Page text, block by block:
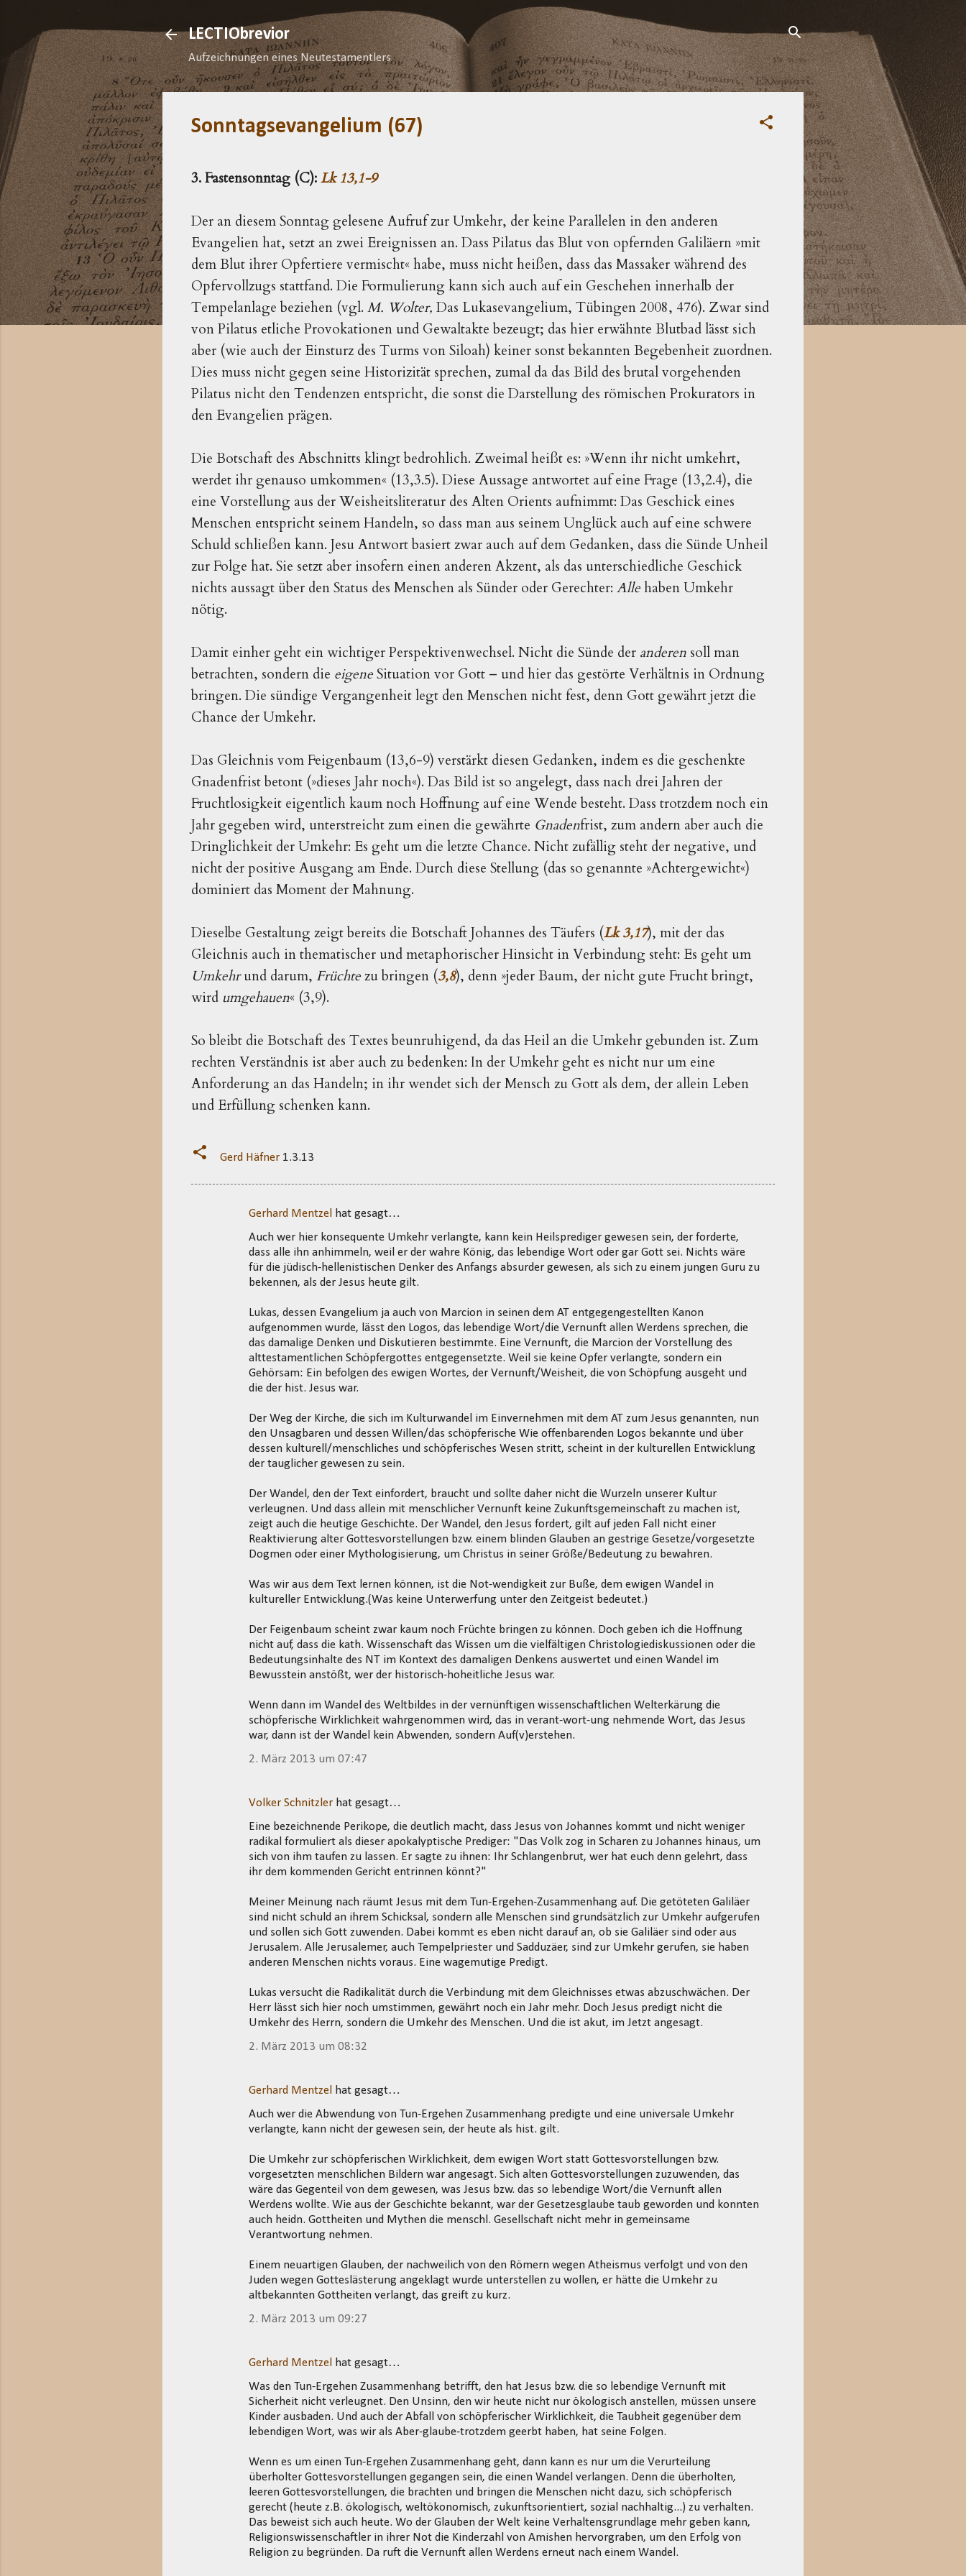
Direkt zum Hauptbereich
LECTIObrevior
Aufzeichnungen eines Neutestamentlers
Sonntagsevangelium (67)
3. Fastensonntag (C):Lk 13,1-9
Der an diesem Sonntag gelesene Aufruf zur Umkehr, der keine Parallelen in den anderen
Evangelien hat, setzt an zwei Ereignissen an. Dass Pilatus das Blut von opfernden Galiläern »mit
dem Blut ihrer Opfertiere vermischt« habe, muss nicht heißen, dass das Massaker während des
Opfervollzugs stattfand. Die Formulierung kann sich auch auf ein Geschehen innerhalb der
Tempelanlage beziehen (vgl. M. Wolter, Das Lukasevangelium, Tübingen 2008, 476). Zwar sind
von Pilatus etliche Provokationen und Gewaltakte bezeugt; das hier erwähnte Blutbad lässt sich
aber (wie auch der Einsturz des Turms von Siloah) keiner sonst bekannten Begebenheit zuordnen.
Dies muss nicht gegen seine Historizität sprechen, zumal da das Bild des brutal vorgehenden
Pilatus nicht den Tendenzen entspricht, die sonst die Darstellung des römischen Prokurators in
den Evangelien prägen.
Die Botschaft des Abschnitts klingt bedrohlich. Zweimal heißt es: »Wenn ihr nicht umkehrt,
werdet ihr genauso umkommen« (13,3.5). Diese Aussage antwortet auf eine Frage (13,2.4), die
eine Vorstellung aus der Weisheitsliteratur des Alten Orients aufnimmt: Das Geschick eines
Menschen entspricht seinem Handeln, so dass man aus seinem Unglück auch auf eine schwere
Schuld schließen kann. Jesu Antwort basiert zwar auch auf dem Gedanken, dass die Sünde Unheil
zur Folge hat. Sie setzt aber insofern einen anderen Akzent, als das unterschiedliche Geschick
nichts aussagt über den Status des Menschen als Sünder oder Gerechter: Allehaben Umkehr
nötig.
Damit einher geht ein wichtiger Perspektivenwechsel. Nicht die Sünde der anderen soll man
betrachten, sondern die eigeneSituation vor Gott – und hier das gestörte Verhältnis in Ordnung
bringen. Die sündige Vergangenheit legt den Menschen nicht fest, denn Gott gewährt jetzt die
Chance der Umkehr.
Das Gleichnis vom Feigenbaum (13,6-9) verstärkt diesen Gedanken, indem es die geschenkte
Gnadenfrist betont (»dieses Jahr noch«). Das Bild ist so angelegt, dass nach drei Jahren der
Fruchtlosigkeit eigentlich kaum noch Hoffnung auf eine Wende besteht. Dass trotzdem noch ein
Jahr gegeben wird, unterstreicht zum einen die gewährte Gnadenfrist, zum andern aber auch die
Dringlichkeit der Umkehr: Es geht um die letzte Chance. Nicht zufällig steht der negative, und
nicht der positive Ausgang am Ende. Durch diese Stellung (das so genannte »Achtergewicht«)
dominiert das Moment der Mahnung.
Dieselbe Gestaltung zeigt bereits die Botschaft Johannes des Täufers (Lk 3,17), mit der das
Gleichnis auch in thematischer und metaphorischer Hinsicht in Verbindung steht: Es geht um
Umkehrund darum, Früchtezu bringen (3,8), denn »jeder Baum, der nicht gute Frucht bringt,
wird umgehauen« (3,9).
So bleibt die Botschaft des Textes beunruhigend, da das Heil an die Umkehr gebunden ist. Zum
rechten Verständnis ist aber auch zu bedenken: In der Umkehr geht es nicht nur um eine
Anforderung an das Handeln; in ihr wendet sich der Mensch zu Gott als dem, der allein Leben
und Erfüllung schenken kann.
Gerd Häfner 1.3.13
Gerhard Mentzel
hat gesagt…
Auch wer hier konsequente Umkehr verlangte, kann kein Heilsprediger gewesen sein, der forderte,
dass alle ihn anhimmeln, weil er der wahre König, das lebendige Wort oder gar Gott sei. Nichts wäre
für die jüdisch-hellenistischen Denker des Anfangs absurder gewesen, als sich zu einem jungen Guru zu
bekennen, als der Jesus heute gilt.
Lukas, dessen Evangelium ja auch von Marcion in seinen dem AT entgegengestellten Kanon
aufgenommen wurde, lässt den Logos, das lebendige Wort/die Vernunft allen Werdens sprechen, die
das damalige Denken und Diskutieren bestimmte. Eine Vernunft, die Marcion der Vorstellung des
alttestamentlichen Schöpfergottes entgegensetzte. Weil sie keine Opfer verlangte, sondern ein
Gehörsam: Ein befolgen des ewigen Wortes, der Vernunft/Weisheit, die von Schöpfung ausgeht und
die der hist. Jesus war.
Der Weg der Kirche, die sich im Kulturwandel im Einvernehmen mit dem AT zum Jesus genannten, nun
den Unsagbaren und dessen Willen/das schöpferische Wie offenbarenden Logos bekannte und über
dessen kulturell/menschliches und schöpferisches Wesen stritt, scheint in der kulturellen Entwicklung
der tauglicher gewesen zu sein.
Der Wandel, den der Text einfordert, braucht und sollte daher nicht die Wurzeln unserer Kultur
verleugnen. Und dass allein mit menschlicher Vernunft keine Zukunftsgemeinschaft zu machen ist,
zeigt auch die heutige Geschichte. Der Wandel, den Jesus fordert, gilt auf jeden Fall nicht einer
Reaktivierung alter Gottesvorstellungen bzw. einem blinden Glauben an gestrige Gesetze/vorgesetzte
Dogmen oder einer Mythologisierung, um Christus in seiner Größe/Bedeutung zu bewahren.
Was wir aus dem Text lernen können, ist die Not-wendigkeit zur Buße, dem ewigen Wandel in
kultureller Entwicklung.(Was keine Unterwerfung unter den Zeitgeist bedeutet.)
Der Feigenbaum scheint zwar kaum noch Früchte bringen zu können. Doch geben ich die Hoffnung
nicht auf, dass die kath. Wissenschaft das Wissen um die vielfältigen Christologiediskussionen oder die
Bedeutungsinhalte des NT im Kontext des damaligen Denkens auswertet und einen Wandel im
Bewusstein anstößt, wer der historisch-hoheitliche Jesus war.
Wenn dann im Wandel des Weltbildes in der vernünftigen wissenschaftlichen Welterkärung die
schöpferische Wirklichkeit wahrgenommen wird, das in verant-wort-ung nehmende Wort, das Jesus
war, dann ist der Wandel kein Abwenden, sondern Auf(v)erstehen.
2. März 2013 um 07:47
Volker Schnitzler hat gesagt…
Eine bezeichnende Perikope, die deutlich macht, dass Jesus von Johannes kommt und nicht weniger
radikal formuliert als dieser apokalyptische Prediger: "Das Volk zog in Scharen zu Johannes hinaus, um
sich von ihm taufen zu lassen. Er sagte zu ihnen: Ihr Schlangenbrut, wer hat euch denn gelehrt, dass
ihr dem kommenden Gericht entrinnen könnt?"
Meiner Meinung nach räumt Jesus mit dem Tun-Ergehen-Zusammenhang auf. Die getöteten Galiläer
sind nicht schuld an ihrem Schicksal, sondern alle Menschen sind grundsätzlich zur Umkehr aufgerufen
und sollen sich Gott zuwenden. Dabei kommt es eben nicht darauf an, ob sie Galiläer sind oder aus
Jerusalem. Alle Jerusalemer, auch Tempelpriester und Sadduzäer, sind zur Umkehr gerufen, sie haben
anderen Menschen nichts voraus. Eine wagemutige Predigt.
Lukas versucht die Radikalität durch die Verbindung mit dem Gleichnisses etwas abzuschwächen. Der
Herr lässt sich hier noch umstimmen, gewährt noch ein Jahr mehr. Doch Jesus predigt nicht die
Umkehr des Herrn, sondern die Umkehr des Menschen. Und die ist akut, im Jetzt angesagt.
2. März 2013 um 08:32
Gerhard Mentzel
hat gesagt…
Auch wer die Abwendung von Tun-Ergehen Zusammenhang predigte und eine universale Umkehr
verlangte, kann nicht der gewesen sein, der heute als hist. gilt.
Die Umkehr zur schöpferischen Wirklichkeit, dem ewigen Wort statt Gottesvorstellungen bzw.
vorgesetzten menschlichen Bildern war angesagt. Sich alten Gottesvorstellungen zuzuwenden, das
wäre das Gegenteil von dem gewesen, was Jesus bzw. das so lebendige Wort/die Vernunft allen
Werdens wollte. Wie aus der Geschichte bekannt, war der Gesetzesglaube taub geworden und konnten
auch heidn. Gottheiten und Mythen die menschl. Gesellschaft nicht mehr in gemeinsame
Verantwortung nehmen.
Einem neuartigen Glauben, der nachweilich von den Römern wegen Atheismus verfolgt und von den
Juden wegen Gotteslästerung angeklagt wurde unterstellen zu wollen, er hätte die Umkehr zu
altbekannten Gottheiten verlangt, das greift zu kurz.
2. März 2013 um 09:27
Gerhard Mentzel
hat gesagt…
Was den Tun-Ergehen Zusammenhang betrifft, den hat Jesus bzw. die so lebendige Vernunft mit
Sicherheit nicht verleugnet. Den Unsinn, den wir heute nicht nur ökologisch anstellen, müssen unsere
Kinder ausbaden. Und auch der Abfall von schöpferischer Wirklichkeit, die Taubheit gegenüber dem
lebendigen Wort, was wir als Aber-glaube-trotzdem geerbt haben, hat seine Folgen.
Wenn es um einen Tun-Ergehen Zusammenhang geht, dann kann es nur um die Verurteilung
überholter Gottesvorstellungen gegangen sein, die einen Wandel verlangen. Denn die überholten,
leeren Gottesvorstellungen, die brachten und bringen die Menschen nicht dazu, sich schöpferisch
gerecht (heute z.B. ökologisch, weltökonomisch, zukunftsorientiert, sozial nachhaltig...) zu verhalten.
Das beweist sich auch heute. Wo der Glauben der Welt keine Verhaltensgrundlage mehr geben kann,
Religionswissenschaftler in ihrer Not die Kinderzahl von Amishen hervorgraben, um den Erfolg von
Religion zu begründen. Da ruft die Vernunft allen Werdens erneut nach einem Wandel.